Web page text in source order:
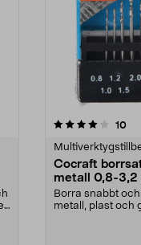
10
Cocraft
metall 0,8-3,2
Borra snabbt
metall, plast och
4.5 av